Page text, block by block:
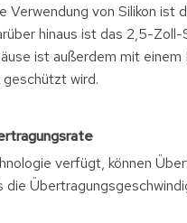
Verwendung von Silikon
hinaus ist das 2,5-
ist außerdem mit
wird.
verfügt, können
die